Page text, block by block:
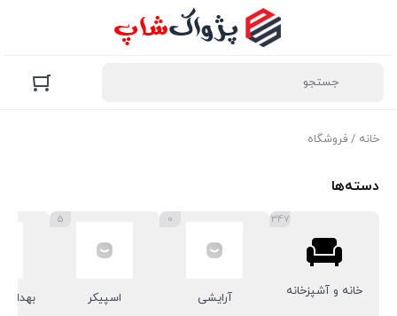
خانه / فروشگاه
دسته‌ها
خانه و آشپزخانه
347
آرایشی
0
اسپیکر
5